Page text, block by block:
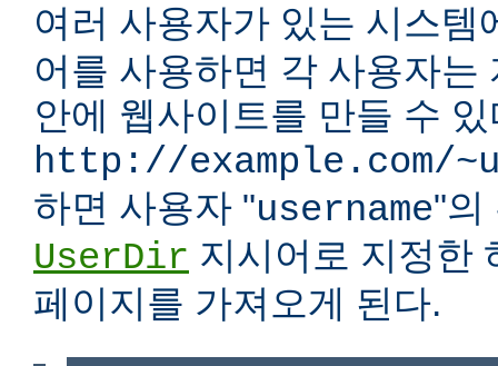
여러 사용자가 있는 시스템
어를 사용하면 각 사용자는
안에 웹사이트를 만들 수
http://example.com/
하면 사용자 "username"의
UserDir 지시어로 지정한
페이지를 가져오게 된다.